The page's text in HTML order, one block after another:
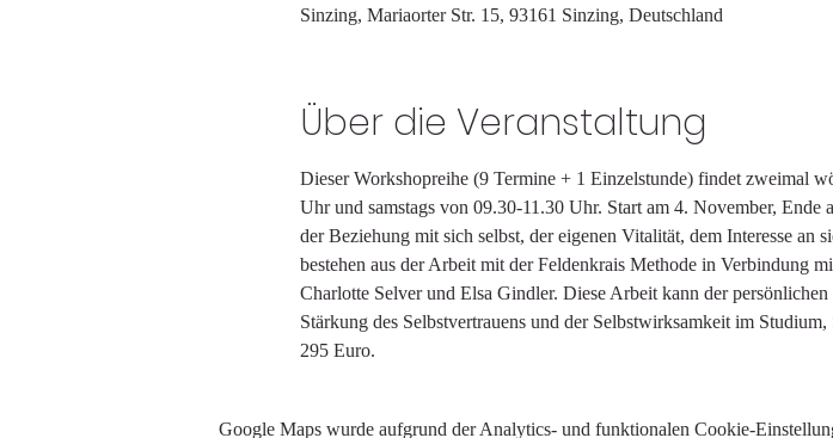
Sinzing, Mariaorter Str. 15, 93161 Sinzing, Deutschland
Über die Veranstaltung
Dieser Workshopreihe (9 Termine + 1 Einzelstunde) findet zweimal
Uhr und samstags von 09.30-11.30 Uhr. Start am 4. November,
der Beziehung mit sich selbst, der eigenen Vitalität, dem Interesse an
bestehen aus der Arbeit mit der Feldenkrais Methode in Verbindung
Charlotte Selver und Elsa Gindler. Diese Arbeit kann der
Stärkung des Selbstvertrauens und der Selbstwirksamkeit im
295 Euro.
Google Maps wurde aufgrund der Analytics- und funktionalen Cookie-